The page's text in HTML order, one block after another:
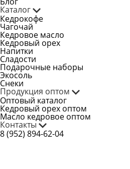
Каталог
Кедрокофе
Чагочай
Кедровое масло
Кедровый орех
Напитки
Сладости
Подарочные наборы
Экосоль
Снеки
Продукция оптом
Оптовый каталог
Кедровый орех оптом
Масло кедровое оптом
Контакты
8 (952) 894-62-04